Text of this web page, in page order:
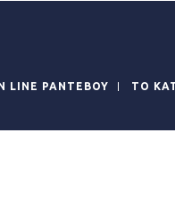
LINE ΡΑΝΤΕΒΟΥ ΤΟ